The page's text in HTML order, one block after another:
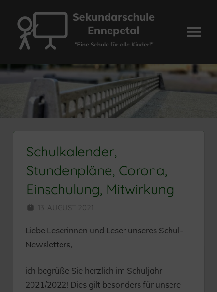
Inhalt
springen
Sekundarschule
Ennepetal
Menü
Schulkalender,
Stundenpläne, Corona,
Einschulung, Mitwirkung
13. AUGUST 2021
Liebe Leserinnen und Leser unseres Schul-
Newsletters,
ich begrüße Sie herzlich im Schuljahr
2021/2022! Dies gilt besonders für unsere